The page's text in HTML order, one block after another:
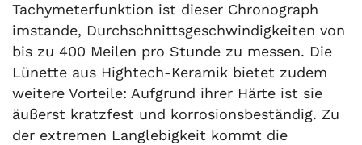
Tachymeter­funktion ist dieser Chronograph
imstande, Durchschnitts­geschwindigkeiten von
bis zu 400 Meilen pro Stunde zu messen. Die
Lünette aus Hightech-Keramik bietet zudem
weitere Vorteile: Aufgrund ihrer Härte ist sie
äußerst kratzfest und korrosions­beständig. Zu
der extremen Langlebigkeit kommt die